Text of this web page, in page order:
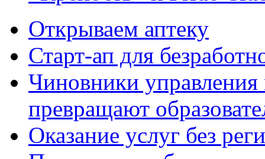
Открываем аптеку
Старт-ап для
Чиновники
превращают
Оказание услуг без